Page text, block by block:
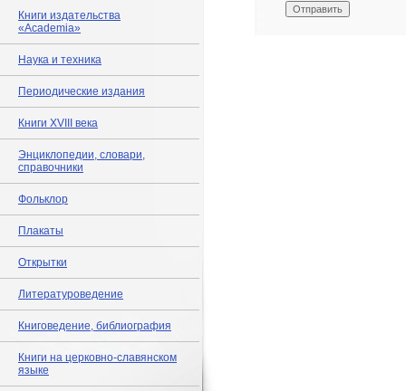
Книги издательства
«Academia»
Наука и техника
Периодические издания
Книги XVIII века
Энциклопедии, словари,
справочники
Фольклор
Плакаты
Открытки
Литературоведение
Книговедение, библиография
Книги на церковно-славянском
языке